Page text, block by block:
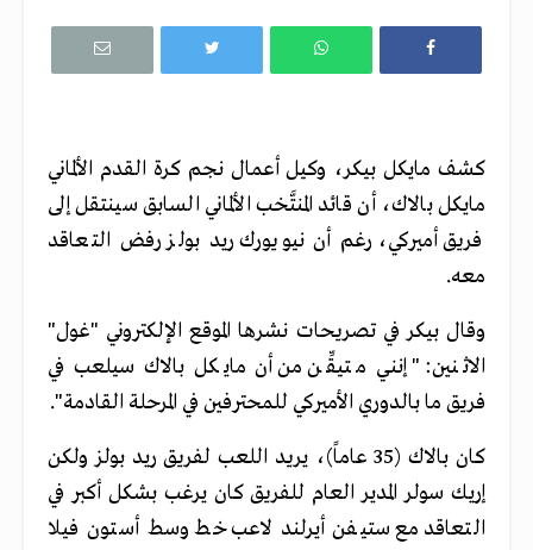
كشف مايكل بيكر، وكيل أعمال نجم كرة القدم الألماني
مايكل بالاك، أن قائد المنتَّخب الألماني السابق سينتقل إلى
فريق أميركي، رغم أن نيويورك ريد بولز رفض التعاقد
معه.
وقال بيكر في تصريحات نشرها الموقع الإلكتروني "غول"
الاثنين: " إنني متيقِّن من أن مايكل بالاك سيلعب في
فريق ما بالدوري الأميركي للمحترفين في المرحلة القادمة".
كان بالاك (35 عاماً)، يريد اللعب لفريق ريد بولز ولكن
إريك سولر المدير العام للفريق كان يرغب بشكل أكبر في
التعاقد مع ستيفن أيرلند لاعب خط وسط أستون فيلا